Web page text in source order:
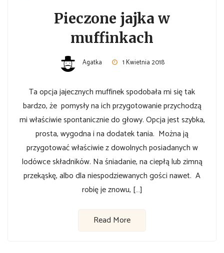
Pieczone jajka w
muffinkach
Agatka 1 Kwietnia 2018
Ta opcja jajecznych muffinek spodobała mi się tak
bardzo, że pomysły na ich przygotowanie przychodzą
mi właściwie spontanicznie do głowy. Opcja jest szybka,
prosta, wygodna i na dodatek tania. Można ją
przygotować właściwie z dowolnych posiadanych w
lodówce składników. Na śniadanie, na ciepłą lub zimną
przekąskę, albo dla niespodziewanych gości nawet. A
robię je znowu, […]
Read More